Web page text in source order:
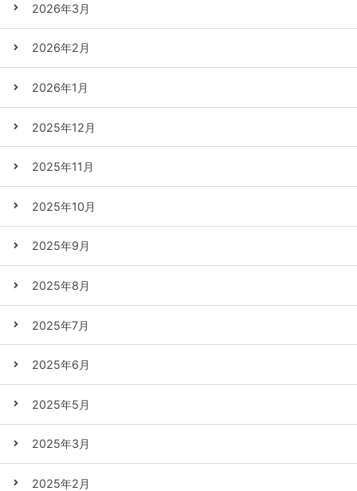
2026年3月
2026年2月
2026年1月
2025年12月
2025年11月
2025年10月
2025年9月
2025年8月
2025年7月
2025年6月
2025年5月
2025年3月
2025年2月